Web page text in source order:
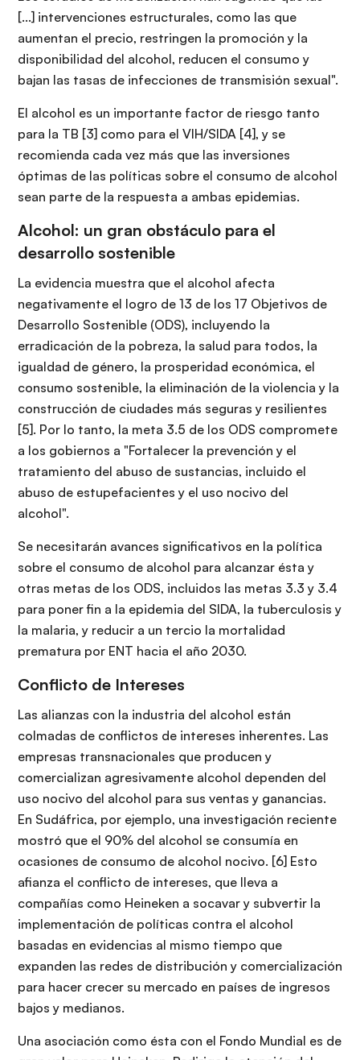
[...] intervenciones estructurales, como las que
aumentan el precio, restringen la promoción y la
disponibilidad del alcohol, reducen el consumo y
bajan las tasas de infecciones de transmisión sexual".
El alcohol es un importante factor de riesgo tanto
para la TB [3] como para el VIH/SIDA [4], y se
recomienda cada vez más que las inversiones
óptimas de las políticas sobre el consumo de alcohol
sean parte de la respuesta a ambas epidemias.
Alcohol: un gran obstáculo para el
desarrollo sostenible
La evidencia muestra que el alcohol afecta
negativamente el logro de 13 de los 17 Objetivos de
Desarrollo Sostenible (ODS), incluyendo la
erradicación de la pobreza, la salud para todos, la
igualdad de género, la prosperidad económica, el
consumo sostenible, la eliminación de la violencia y la
construcción de ciudades más seguras y resilientes
[5]. Por lo tanto, la meta 3.5 de los ODS compromete
a los gobiernos a "Fortalecer la prevención y el
tratamiento del abuso de sustancias, incluido el
abuso de estupefacientes y el uso nocivo del
alcohol".
Se necesitarán avances significativos en la política
sobre el consumo de alcohol para alcanzar ésta y
otras metas de los ODS, incluidos las metas 3.3 y 3.4
para poner fin a la epidemia del SIDA, la tuberculosis y
la malaria, y reducir a un tercio la mortalidad
prematura por ENT hacia el año 2030.
Conflicto de Intereses
Las alianzas con la industria del alcohol están
colmadas de conflictos de intereses inherentes. Las
empresas transnacionales que producen y
comercializan agresivamente alcohol dependen del
uso nocivo del alcohol para sus ventas y ganancias.
En Sudáfrica, por ejemplo, una investigación reciente
mostró que el 90% del alcohol se consumía en
ocasiones de consumo de alcohol nocivo. [6] Esto
afianza el conflicto de intereses, que lleva a
compañías como Heineken a socavar y subvertir la
implementación de políticas contra el alcohol
basadas en evidencias al mismo tiempo que
expanden las redes de distribución y comercialización
para hacer crecer su mercado en países de ingresos
bajos y medianos.
Una asociación como ésta con el Fondo Mundial es de